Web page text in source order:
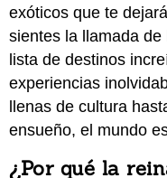
exóticos que te
sientes la llamada
lista de destinos
experiencias
llenas de cultura
ensueño, el mundo
¿Por qué la